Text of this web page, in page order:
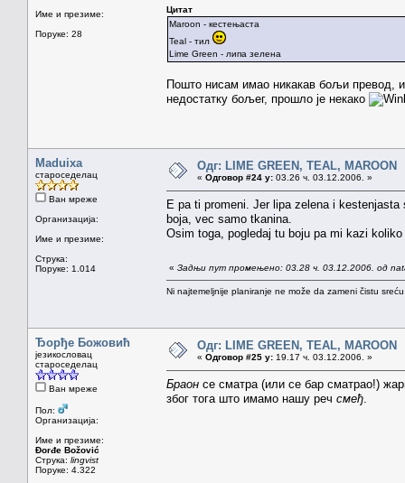
Име и презиме:
Поруке: 28
Цитат
Maroon - кестењаста
Teal - тил
Lime Green - липа зелена
Пошто нисам имао никакав бољи превод,
недостатку бољег, прошло је некако
Maduixa
староседелац
Ван мреже
Организација:
Име и презиме:
Струка:
Поруке: 1.014
Одг: LIME GREEN, TEAL, MAROON
« Одговор #24 у: 03.26 ч. 03.12.2006. »
E pa ti promeni. Jer lipa zelena i
boja, vec samo tkanina.
Osim toga, pogledaj tu boju pa mi kazi
« Задњи пут промењено: 03.28 ч. 03.12.2006. од
Ni najtemeljnije planiranje ne može da zameni čistu
Ђорђе Божовић
језикословац
староседелац
Ван мреже
Пол:
Организација:
Име и презиме:
Đorđe Božović
Струка: lingvist
Поруке: 4.322
Одг: LIME GREEN, TEAL, MAROON
« Одговор #25 у: 19.17 ч. 03.12.2006. »
Браон се сматра (или се бар сматрао!)
због тога што имамо нашу реч смеђ